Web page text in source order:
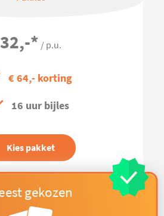
32,-* / p.u.
€ 64,- korting
16 uur bijles
Kies pakket